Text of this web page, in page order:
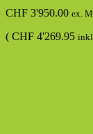
CHF 3'950.00 ex.
( CHF 4'269.95